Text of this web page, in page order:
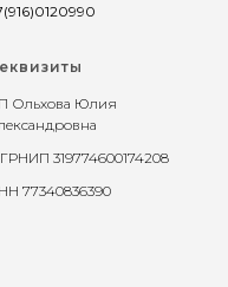
Ольхова Юлия
319774600174208
77340836390